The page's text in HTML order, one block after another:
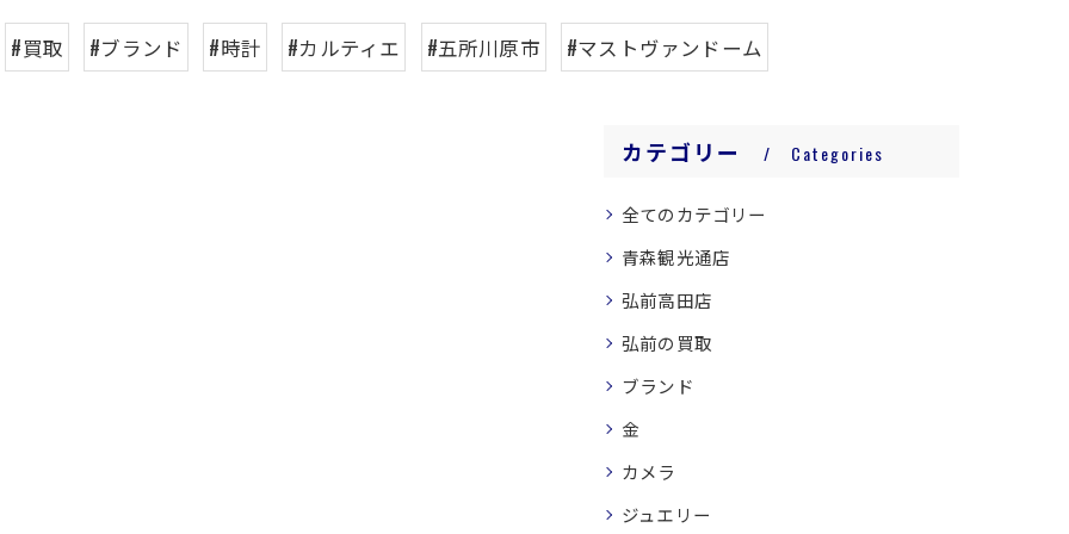
#買取 #ブランド #時計 #カルティエ #五所川原市 #マストヴァンドーム
カテゴリー Categories
全てのカテゴリー
青森観光通店
弘前高田店
弘前の買取
ブランド
金
カメラ
ジュエリー